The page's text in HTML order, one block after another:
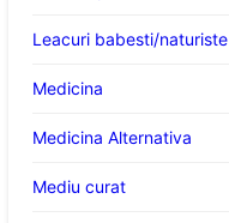
Leacuri babesti/naturiste
Medicina
Medicina Alternativa
Mediu curat